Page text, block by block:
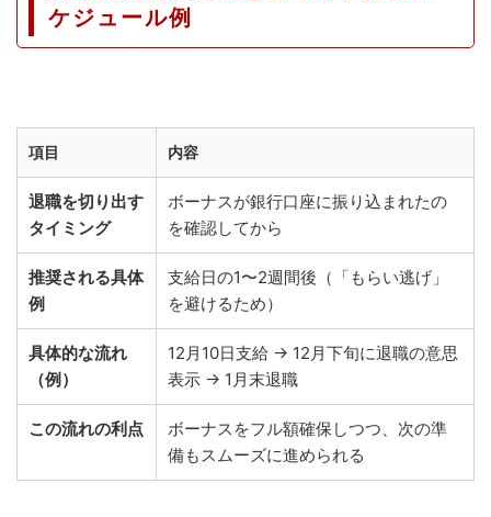
ケジュール例
項目 内容
退職を切り出す
タイミング
ボーナスが銀行口座に振り込まれたの
を確認してから
推奨される具体
例
支給日の1〜2週間後（「もらい逃げ」
を避けるため）
具体的な流れ
（例）
12月10日支給 → 12月下旬に退職の意思
表示 → 1月末退職
この流れの利点
ボーナスをフル額確保しつつ、次の準
備もスムーズに進められる